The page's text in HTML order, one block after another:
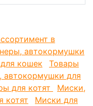
и нетоксичного
а температура
льда.
в
автокормушки
кошек
Товары
автокормушки для
для котят
Миски,
котят
Миски для